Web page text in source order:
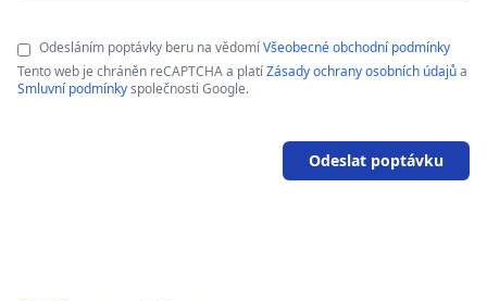
Odesláním poptávky beru na vědomíVšeobecné obchodní podmínky
Tento web je chráněn reCAPTCHA a platíZásady ochrany osobních údajůa
Smluvní podmínkyspolečnosti Google.
Odeslat poptávku